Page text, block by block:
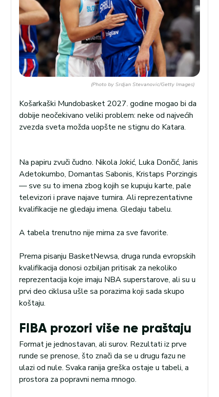
(Photo by Srdjan Stevanovic/Getty Images)
Košarkaški Mundobasket 2027. godine mogao bi da
dobije neočekivano veliki problem: neke od najvećih
zvezda sveta možda uopšte ne stignu do Katara.
Na papiru zvuči čudno. Nikola Jokić, Luka Dončić, Janis
Adetokumbo, Domantas Sabonis, Kristaps Porzingis
— sve su to imena zbog kojih se kupuju karte, pale
televizori i prave najave turnira. Ali reprezentativne
kvalifikacije ne gledaju imena. Gledaju tabelu.
A tabela trenutno nije mirna za sve favorite.
Prema pisanju BasketNewsa, druga runda evropskih
kvalifikacija donosi ozbiljan pritisak za nekoliko
reprezentacija koje imaju NBA superstarove, ali su u
prvi deo ciklusa ušle sa porazima koji sada skupo
koštaju.
FIBA prozori više ne praštaju
Format je jednostavan, ali surov. Rezultati iz prve
runde se prenose, što znači da se u drugu fazu ne
ulazi od nule. Svaka ranija greška ostaje u tabeli, a
prostora za popravni nema mnogo.